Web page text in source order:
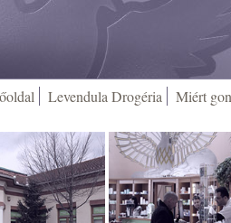
Levendula Drogéria Miért